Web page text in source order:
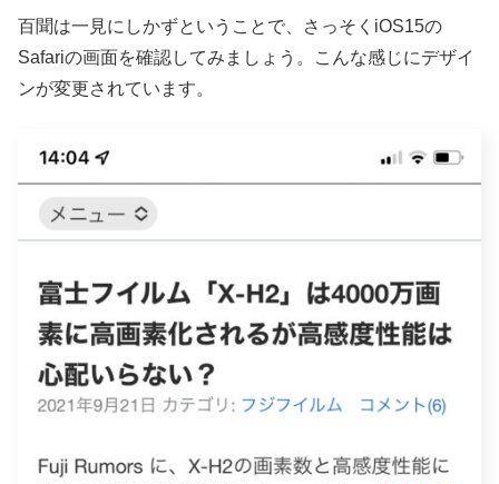
百聞は一見にしかずということで、さっそくiOS15の
Safariの画面を確認してみましょう。こんな感じにデザイ
ンが変更されています。